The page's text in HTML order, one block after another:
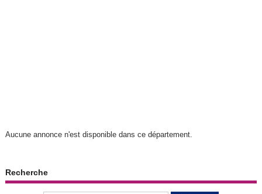
Aucune annonce n'est disponible dans ce département.
Recherche